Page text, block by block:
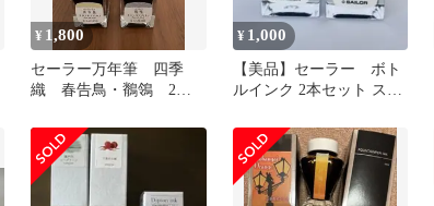
¥ 1,800
セーラー万年筆 四季
織 春告鳥・鶺鴒 2個
¥ 1,000
【美品】セーラー ボト
ルインク 2本セット スト
多め